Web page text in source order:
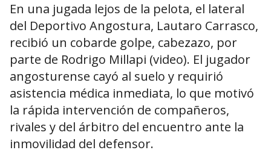
En una jugada lejos de la pelota, el lateral
del Deportivo Angostura, Lautaro Carrasco,
recibió un cobarde golpe, cabezazo, por
parte de Rodrigo Millapi (video). El jugador
angosturense cayó al suelo y requirió
asistencia médica inmediata, lo que motivó
la rápida intervención de compañeros,
rivales y del árbitro del encuentro ante la
inmovilidad del defensor.